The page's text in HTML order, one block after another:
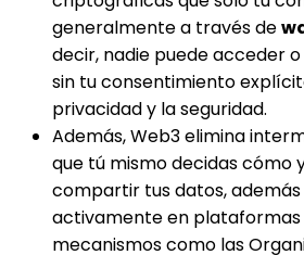
generalmente a través de
decir, nadie puede acceder
sin tu consentimiento
privacidad y la seguridad.
Además, Web3 elimina
que tú mismo decidas cómo
compartir tus datos,
activamente en plataformas
mecanismos como las